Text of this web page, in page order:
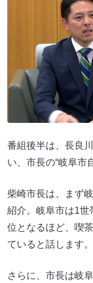
番組後半は、長良
い、市長の“岐阜市
柴崎市長は、まず
紹介。岐阜市は1世
位となるほど、喫
ていると話します。
さらに、市長は岐